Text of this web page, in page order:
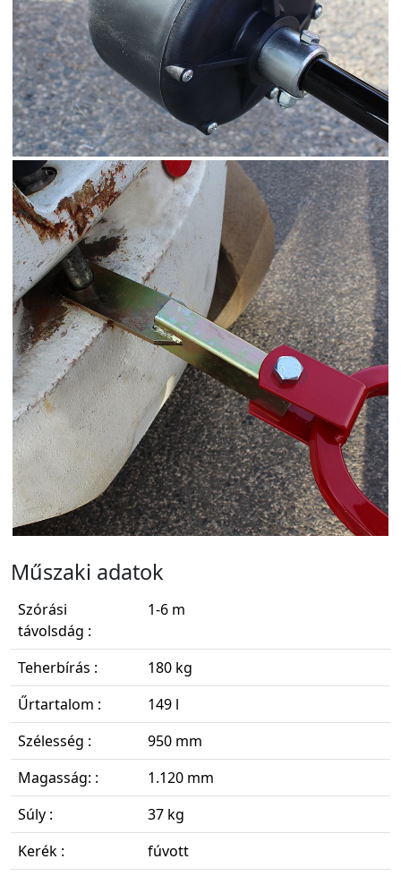
Műszaki adatok
Szórási
távolsdág :
1-6 m
Teherbírás :
180 kg
Űrtartalom :
149 l
Szélesség :
950 mm
Magasság: :
1.120 mm
Súly :
37 kg
Kerék :
fúvott